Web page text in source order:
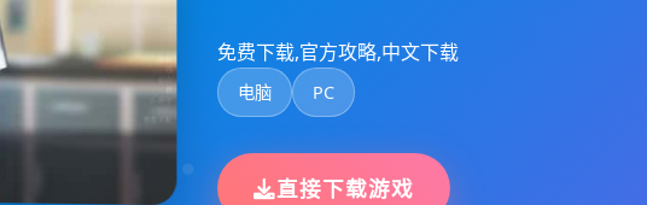
免费下载,官方攻略,中文下载
电脑 PC
直接下载游戏